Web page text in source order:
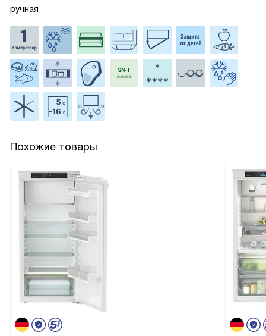
ручная
Похожие товары